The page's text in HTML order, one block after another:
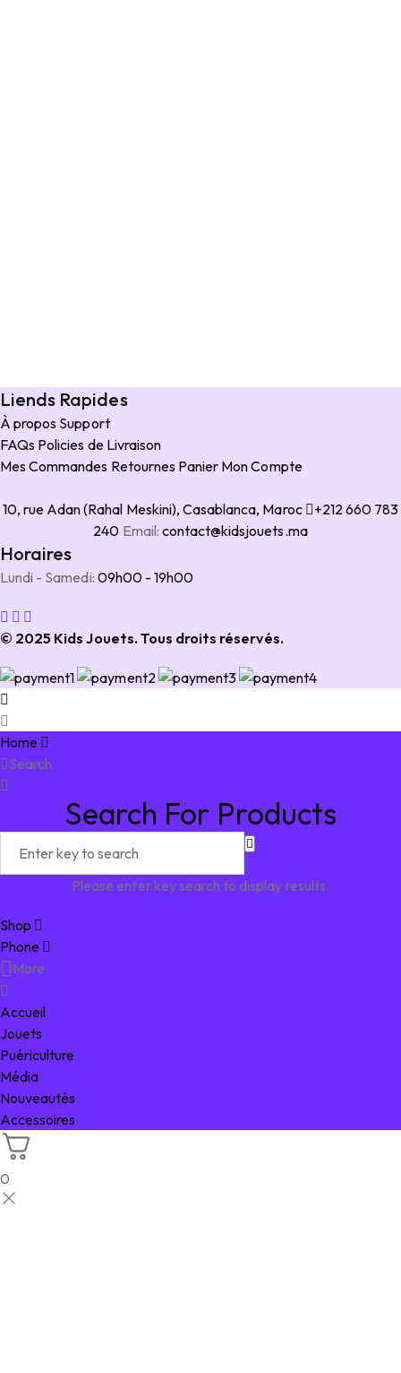
Liends Rapides
À propos Support
FAQs Policies de Livraison
Mes Commandes Retournes Panier Mon Compte
10, rue Adan (Rahal Meskini), Casablanca, Maroc
+212 660 783
240 Email: contact@kidsjouets.ma
Horaires
Lundi - Samedi: 09h00 - 19h00
© 2025 Kids Jouets. Tous droits réservés.
Home
Search
Search For Products
Please enter key search to display results.
Shop
Phone
More
Accueil
Jouets
Puériculture
Média
Nouveautés
Accessoires
0